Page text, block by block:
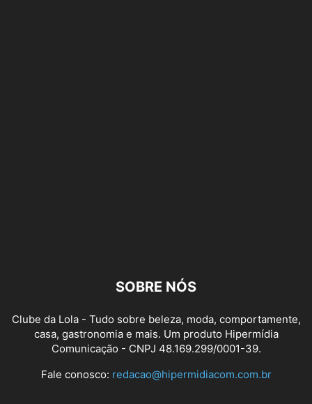
SOBRE NÓS
Clube da Lola - Tudo sobre beleza, moda, comportamente,
casa, gastronomia e mais. Um produto Hipermídia
Comunicação - CNPJ 48.169.299/0001-39.
Fale conosco: redacao@hipermidiacom.com.br